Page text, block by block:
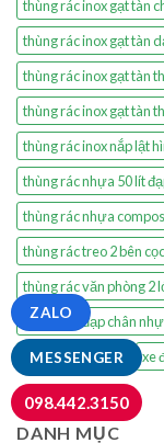
thùng rác inox gạt tàn
thùng rác inox gạt tàn
thùng rác inox gạt tàn
thùng rác inox gạt tàn
thùng rác inox nắp lật
thùng rác nhựa 50 lít
thùng rác nhựa
thùng rác treo 2 bên
thùng rác văn phòng 2
thùng rác đạp chân
xe đẩy rác 660 lít
xe
DANH MỤC
MESSENGER
ZALO
098.442.3150